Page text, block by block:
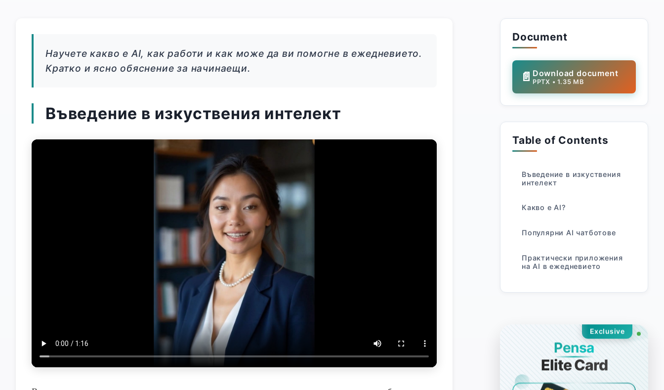
Научете какво е AI, как работи и как може да ви помогне в ежедневието.
Кратко и ясно обяснение за начинаещи.
Въведение в изкуствения интелект
Document
📄 Download document
PPTX •1.35 MB
Table of Contents
Въведение в изкуствения
интелект
Какво е AI?
Популярни AI чатботове
Практически приложения
на AI в ежедневието
Exclusive
Pensa
Elite Card